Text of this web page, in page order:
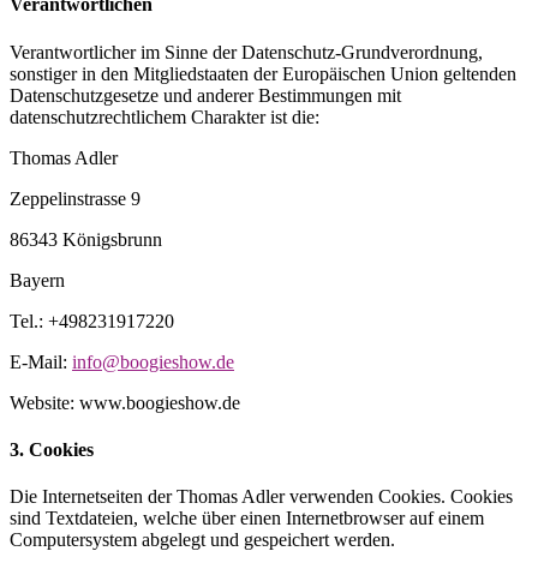
Verantwortlichen
Verantwortlicher im Sinne der Datenschutz-Grundverordnung,
sonstiger in den Mitgliedstaaten der Europäischen Union geltenden
Datenschutzgesetze und anderer Bestimmungen mit
datenschutzrechtlichem Charakter ist die:
Thomas Adler
Zeppelinstrasse 9
86343 Königsbrunn
Bayern
Tel.: +498231917220
E-Mail: info@boogieshow.de
Website: www.boogieshow.de
3. Cookies
Die Internetseiten der Thomas Adler verwenden Cookies. Cookies
sind Textdateien, welche über einen Internetbrowser auf einem
Computersystem abgelegt und gespeichert werden.